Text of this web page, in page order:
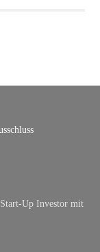
Up Investor mit